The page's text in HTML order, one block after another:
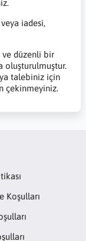
iadesi,
ve düzenli bir
oluşturulmuştur.
talebiniz için
çekinmeyiniz.
Koşulları